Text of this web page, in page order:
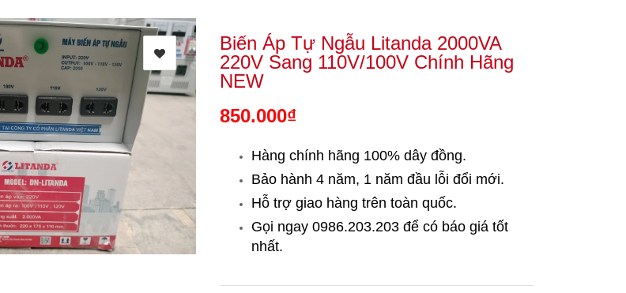
Biến Áp Tự Ngẫu Litanda 2000VA
220V Sang 110V/100V Chính Hãng
NEW
850.000₫
Hàng chính hãng 100% dây đồng.
Bảo hành 4 năm, 1 năm đầu lỗi đổi mới.
Hỗ trợ giao hàng trên toàn quốc.
Gọi ngay 0986.203.203 để có báo giá tốt
nhất.